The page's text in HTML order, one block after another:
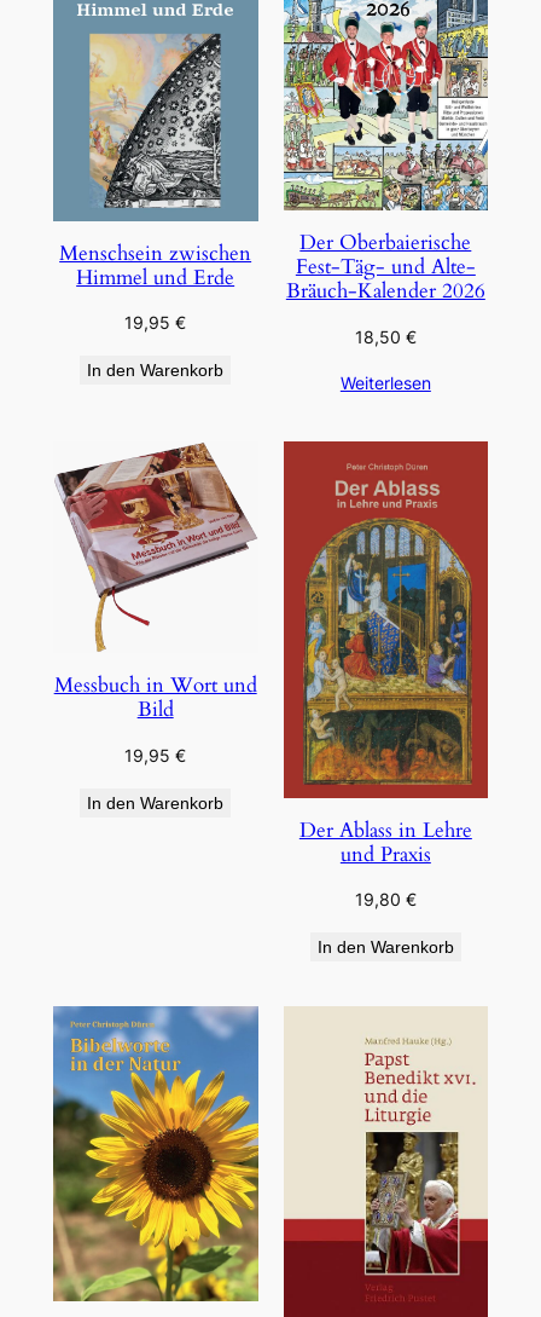
Menschsein zwischen
Himmel und Erde
19,95€
In den Warenkorb
Der Oberbaierische
Fest-Täg- und Alte-
Bräuch-Kalender 2026
18,50 €
Weiterlesen
Messbuch in Wort und
Bild
19,95€
In den Warenkorb
Der Ablass in Lehre
und Praxis
19,80 €
In den Warenkorb